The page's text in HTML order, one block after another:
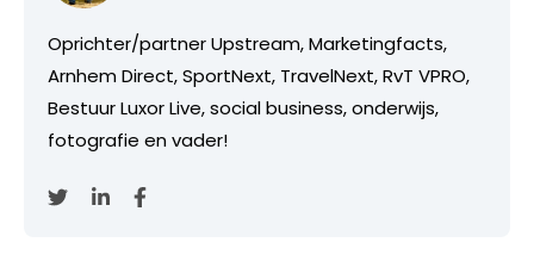
Oprichter/partner Upstream, Marketingfacts,
Arnhem Direct, SportNext, TravelNext, RvT VPRO,
Bestuur Luxor Live, social business, onderwijs,
fotografie en vader!